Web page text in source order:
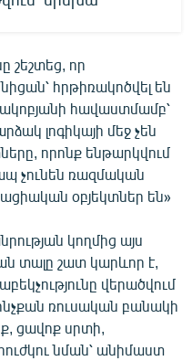
շեշտեց, որ
հրթիռակոծվել են
հավաստմամբ՝
լոգիկայի մեջ չեն
որոնք ենթարկվում
չունեն ռազմական
օբյեկտներ են»
կողմից այս
տալը շատ կարևոր է,
վերածվում
ռուսական բանակի
ցավոք սրտի,
նման՝ անիմաստ